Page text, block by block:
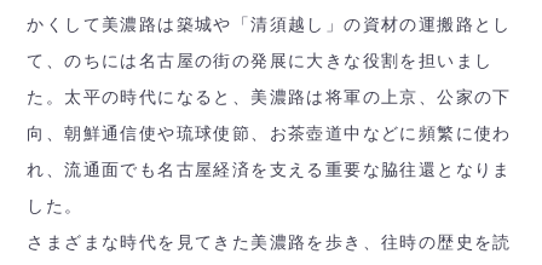
かくして美濃路は築城や「清須越し」の資材の運搬路とし
て、のちには名古屋の街の発展に大きな役割を担いまし
た。 太平の時代になると、美濃路は将軍の上京、公家の下
向、朝鮮通信使や琉球使節、お茶壺道中などに頻繁に使わ
れ、流通面でも名古屋経済を支える重要な脇往還となりま
した。
さまざまな時代を見てきた美濃路を歩き、往時の歴史を読